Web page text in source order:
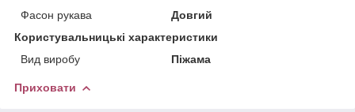
Фасон рукава
Довгий
Користувальницькі характеристики
Вид виробу
Піжама
Приховати